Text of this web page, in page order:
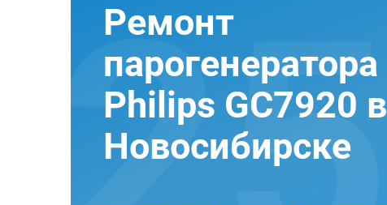
Ремонт
парогенератора
Philips GC7920 в
Новосибирске